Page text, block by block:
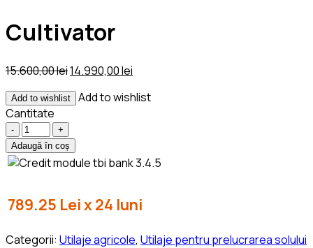
Cultivator
15.600,00leiPrețul
a
14.990,00lei
este:
Add to wishlist
Add to wishlist
Cantitate
Cantitate
Adaugă în coș
789.25 Lei x 24 luni
Categorii: Utilaje agricole, Utilaje pentru prelucrarea solului